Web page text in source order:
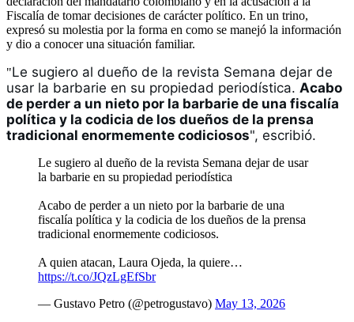
Fiscalía de tomar decisiones de carácter político. En un trino,
expresó su molestia por la forma en como se manejó la información
y dio a conocer una situación familiar.
"Le sugiero al dueño de la revista Semana dejar de
usar la barbarie en su propiedad periodística. Acabo
de perder a un nieto por la barbarie de una fiscalía
política y la codicia de los dueños de la prensa
tradicional enormemente codiciosos", escribió.
Le sugiero al dueño de la revista Semana dejar de usar
la barbarie en su propiedad periodística
Acabo de perder a un nieto por la barbarie de una
fiscalía política y la codicia de los dueños de la prensa
tradicional enormemente codiciosos.
A quien atacan, Laura Ojeda, la quiere…
https://t.co/JQzLgEfSbr
— Gustavo Petro (@petrogustavo) May 13, 2026